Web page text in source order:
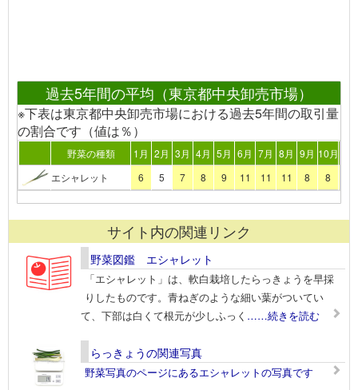
過去5年間の平均（東京都中央卸売市場）
※下表は東京都中央卸売市場における過去5年間の取引量
の割合です（値は％）
野菜の種類 1月 2月 3月 4月 5月 6月 7月 8月 9月 10月
エシャレット
6 5 7 8 9 11 11 11 8 8
サイト内の関連リンク
野菜図鑑 エシャレット
「エシャレット」は、軟白栽培したらっきょうを早採
りしたものです。青ねぎのような細い葉がついてい
て、下部は白くて根元が少しふっく ……続きを読む
らっきょうの関連写真
野菜写真のページにあるエシャレットの写真です